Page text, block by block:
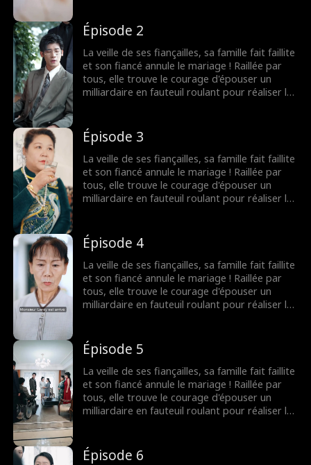
n'était pas du tout handicapé !
Épisode 2
La veille de ses fiançailles, sa famille fait faillite
et son fiancé annule le mariage ! Raillée par
tous, elle trouve le courage d'épouser un
milliardaire en fauteuil roulant pour réaliser le
n'était pas du tout handicapé !
Épisode 3
La veille de ses fiançailles, sa famille fait faillite
et son fiancé annule le mariage ! Raillée par
tous, elle trouve le courage d'épouser un
milliardaire en fauteuil roulant pour réaliser le
n'était pas du tout handicapé !
Épisode 4
La veille de ses fiançailles, sa famille fait faillite
et son fiancé annule le mariage ! Raillée par
tous, elle trouve le courage d'épouser un
milliardaire en fauteuil roulant pour réaliser le
n'était pas du tout handicapé !
Épisode 5
La veille de ses fiançailles, sa famille fait faillite
et son fiancé annule le mariage ! Raillée par
tous, elle trouve le courage d'épouser un
milliardaire en fauteuil roulant pour réaliser le
n'était pas du tout handicapé !
Épisode 6